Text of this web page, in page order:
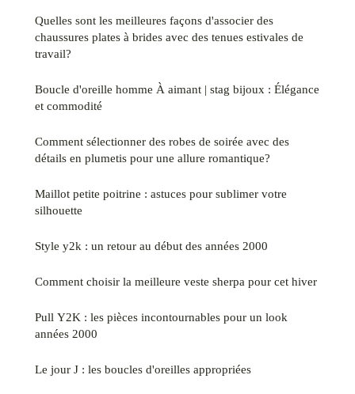
Quelles sont les meilleures façons d'associer des
chaussures plates à brides avec des tenues estivales de
travail?
Boucle d'oreille homme À aimant | stag bijoux : Élégance
et commodité
Comment sélectionner des robes de soirée avec des
détails en plumetis pour une allure romantique?
Maillot petite poitrine : astuces pour sublimer votre
silhouette
Style y2k : un retour au début des années 2000
Comment choisir la meilleure veste sherpa pour cet hiver
Pull Y2K : les pièces incontournables pour un look
années 2000
Le jour J : les boucles d'oreilles appropriées